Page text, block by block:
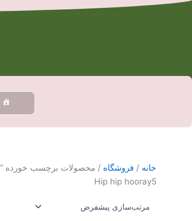
خانه / فروشگاه / محصولات برچسب خورده “Hip hip hooray5”
Hip hip hooray5